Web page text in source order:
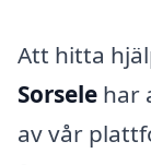
Att hitta
Sorsele har
av vår